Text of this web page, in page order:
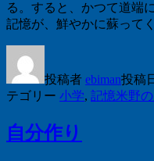
る。すると、かつて道端
記憶が、鮮やかに蘇って
投稿者 ebiman投稿
テゴリー 小学, 記憶米野
自分作り